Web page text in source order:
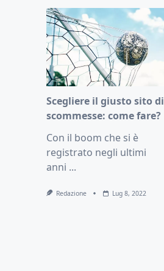
Scegliere il giusto sito di
scommesse: come fare?
Con il boom che si è
registrato negli ultimi
anni ...
Redazione Lug 8, 2022